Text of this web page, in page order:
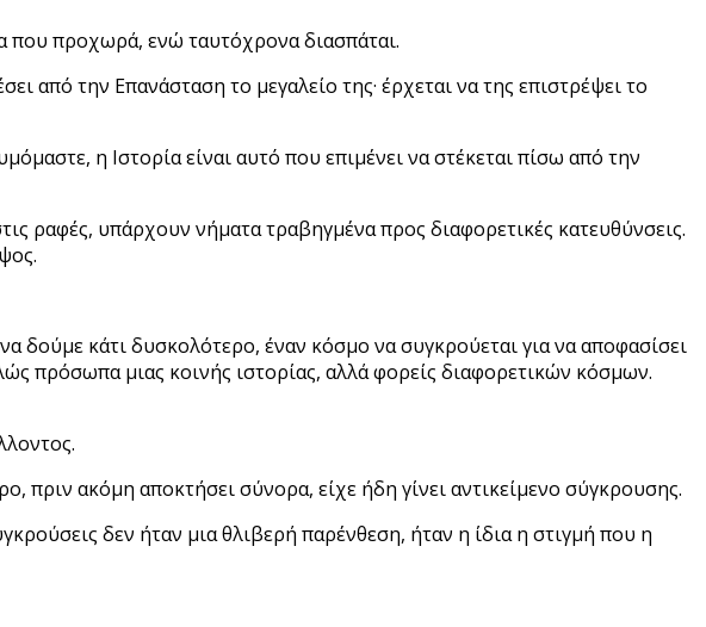
που προχωρά, ενώ ταυτόχρονα διασπάται.
από την Επανάσταση το μεγαλείο της· έρχεται να της επιστρέψει το
η Ιστορία είναι αυτό που επιμένει να στέκεται πίσω από την
ραφές, υπάρχουν νήματα τραβηγμένα προς διαφορετικές κατευθύνσεις.
δούμε κάτι δυσκολότερο, έναν κόσμο να συγκρούεται για να αποφασίσει
πρόσωπα μιας κοινής ιστορίας, αλλά φορείς διαφορετικών κόσμων.
ακόμη αποκτήσει σύνορα, είχε ήδη γίνει αντικείμενο σύγκρουσης.
δεν ήταν μια θλιβερή παρένθεση, ήταν η ίδια η στιγμή που η